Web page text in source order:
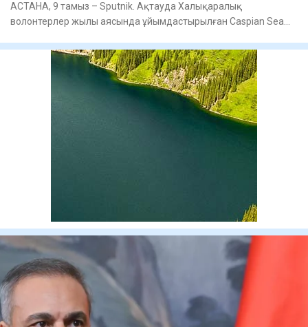
АСТАНА, 9 тамыз – Sputnik. Ақтауда Халықаралық
волонтерлер жылы аясында ұйымдастырылған Caspian Sea